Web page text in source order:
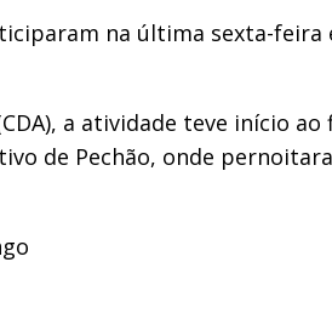
na última sexta-
a atividade teve início
de Pechão, onde